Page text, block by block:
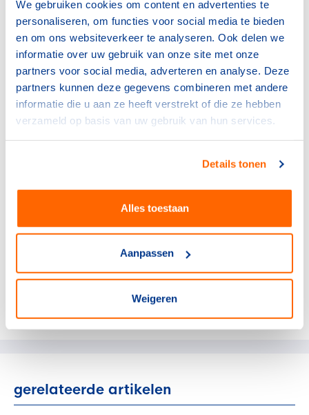
We gebruiken cookies om content en advertenties te
personaliseren, om functies voor social media te bieden
en om ons websiteverkeer te analyseren. Ook delen we
informatie over uw gebruik van onze site met onze
partners voor social media, adverteren en analyse. Deze
partners kunnen deze gegevens combineren met andere
informatie die u aan ze heeft verstrekt of die ze hebben
verzameld op basis van uw gebruik van hun services.
Details tonen
Alles toestaan
Aanpassen
Weigeren
“In overleg met mijn coach en ter bescherming van mijn
eigen gezondheid hebben wij besloten dat dit
olympische avontuur voor mij hier helaas eindigt. Ik vlieg
vandaag nog naar huis om dit in mijn eigen vertrouwde
omgeving een plekje te geven."
Carl Verheijen, chef de mission van TeamNL: “Allereerst
geknokt om de Spelen te kunnen halen. Dat deze
ontzettend frustrerend en verdrietig. Haar besluit om
niet meer in actie te komen is begrijpelijk en dat
respecteren we uiteraard. We doen er alles aan om
gerelateerde artikelen